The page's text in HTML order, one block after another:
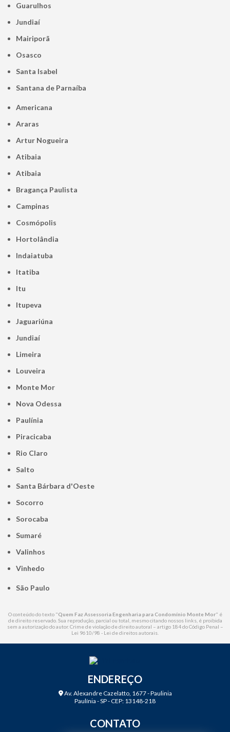
Guarulhos
Jundiaí
Mairiporã
Osasco
Santa Isabel
Santana de Parnaíba
Americana
Araras
Artur Nogueira
Atibaia
Atibaia
Bragança Paulista
Campinas
Cosmópolis
Hortolândia
Indaiatuba
Itatiba
Itu
Itupeva
Jaguariúna
Jundiaí
Limeira
Louveira
Monte Mor
Nova Odessa
Paulínia
Piracicaba
Rio Claro
Salto
Santa Bárbara d'Oeste
Socorro
Sorocaba
Sumaré
Valinhos
Vinhedo
São Paulo
O conteúdo do texto "Quem Faz Assessoria Engenharia para Condomínio Monte Mor" é
de direito reservado. Sua reprodução, parcial ou total, mesmo citando nossos links, é proibida
sem a autorização do autor. Crime de violação de direito autoral – artigo 184 do Código Penal –
Lei 9610/98 - Lei de direitos autorais
ENDEREÇO
Av. Alexandre Cazelatto, 1677 - Paulinia
Paulínia - SP - CEP: 13148-218
CONTATO